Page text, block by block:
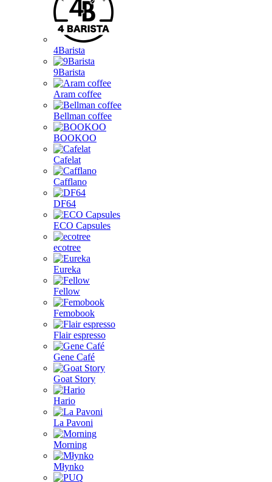
4Barista
9Barista
Aram coffee
Bellman coffee
BOOKOO
Cafelat
Cafflano
DF64
ECO Capsules
ecotree
Eureka
Fellow
Femobook
Flair espresso
Gene Café
Goat Story
Hario
La Pavoni
Morning
Młynko